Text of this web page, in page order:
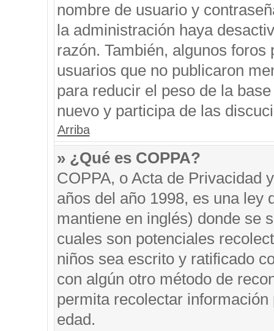
nombre de usuario y
la administración haya
razón. También, algunos
usuarios que no publicaron
para reducir el peso de la
nuevo y participa de las
Arriba
» ¿Qué es COPPA?
COPPA, o Acta de Privacidad
años del año 1998, es una ley
mantiene en inglés) donde se
cuales son potenciales
niños sea escrito y ratificado
con algún otro método de
permita recolectar
edad.